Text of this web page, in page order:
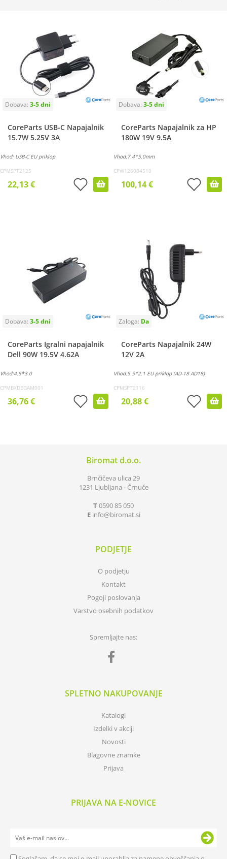
CoreParts USB-C Napajalnik
15.7W 5.25V 3A
Vhod: USB-C EU priklop
CPMSPT2125
22,13 €
CoreParts Napajalnik za HP
180W 19V 9.5A
Vhod:7.4*5.0mm
CPW126084510
100,14 €
CoreParts Igralni napajalnik
Dell 90W 19.5V 4.62A
Vhod:4.5*3.0
CPMBXDEGAM001
36,76 €
CoreParts Napajalnik 24W
12V 2A
Vhod:5.5*2.1 EU priklop (AD-18 AD18)
CPMSPT2116
20,88 €
Biromat d.o.o.
Brnčičeva ulica 29
1231 Ljubljana - Črnuče
T0590 85 050
E info biromat.si
PODJETJE
O podjetju
Kontakt
Pogoji poslovanja
Varstvo osebnih podatkov
Spremljajte nas:
SPLETNO NAKUPOVANJE
Katalogi
Izdelki v akciji
Novosti
Blagovne znamke
Prijava
PRIJAVA NA E-NOVICE